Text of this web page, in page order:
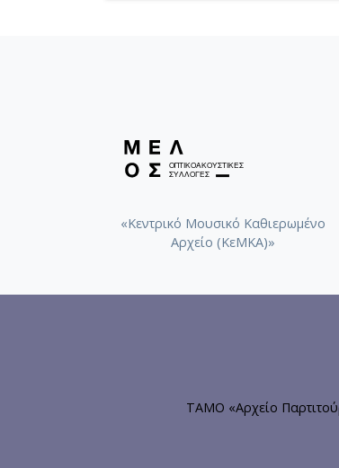
«Κεντρικό Μουσικό Καθιερωμένο
Αρχείο (ΚεΜΚΑ)»
ΤΑΜΟ «Αρχείο